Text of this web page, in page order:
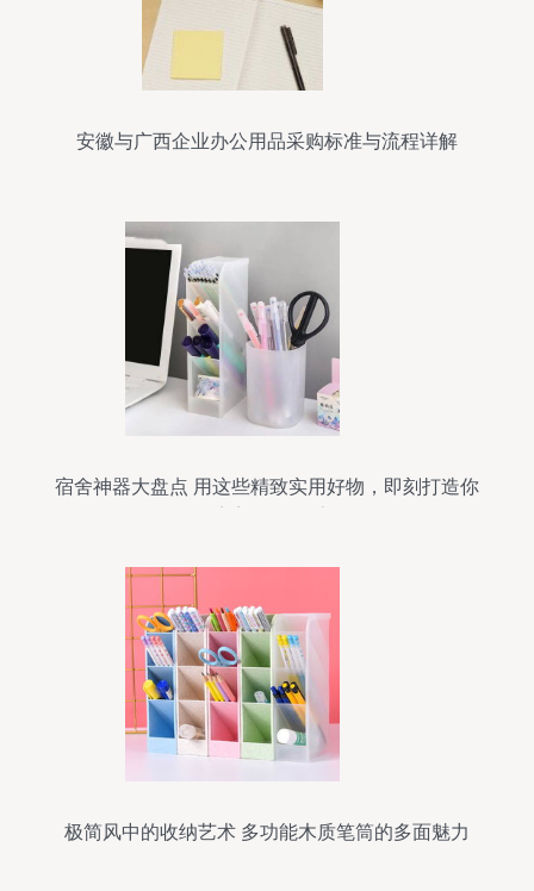
安徽与广西企业办公用品采购标准与流程详解
宿舍神器大盘点 用这些精致实用好物，即刻打造你
极简风中的收纳艺术 多功能木质笔筒的多面魅力